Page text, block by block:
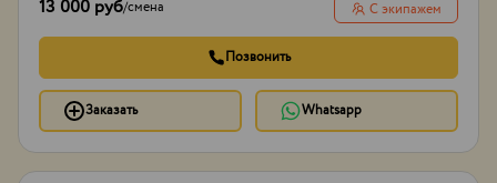
13 000 руб/смена С экипажем
Позвонить
Заказать Whatsapp